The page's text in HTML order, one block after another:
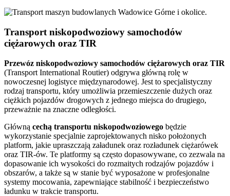
Transport niskopodwoziowy samochodów
ciężarowych oraz TIR
Przewóz niskopodwoziowy samochodów ciężarowych oraz TIR
(Transport International Routier) odgrywa główną rolę w
nowoczesnej logistyce międzynarodowej. Jest to specjalistyczny
rodzaj transportu, który umożliwia przemieszczenie dużych oraz
ciężkich pojazdów drogowych z jednego miejsca do drugiego,
przeważnie na znaczne odległości.
Główną cechą transportu niskopodwoziowego będzie
wykorzystanie specjalnie zaprojektowanych nisko położonych
platform, jakie upraszczają załadunek oraz rozładunek ciężarówek
oraz TIR-ów. Te platformy są często dopasowywane, co zezwala na
dopasowanie ich wysokości do rozmaitych rodzajów pojazdów i
obszarów, a także są w stanie być wyposażone w profesjonalne
systemy mocowania, zapewniające stabilność i bezpieczeństwo
ładunku w trakcie transportu.